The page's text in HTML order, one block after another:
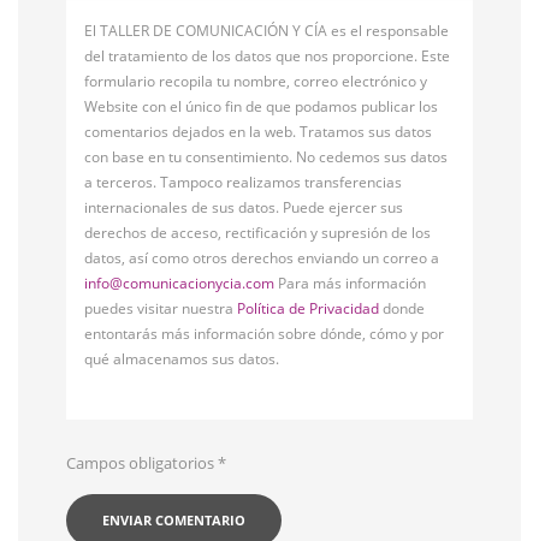
El TALLER DE COMUNICACIÓN Y CÍA es el responsable
del tratamiento de los datos que nos proporcione. Este
formulario recopila tu nombre, correo electrónico y
Website con el único fin de que podamos publicar los
comentarios dejados en la web. Tratamos sus datos
con base en tu consentimiento. No cedemos sus datos
a terceros. Tampoco realizamos transferencias
internacionales de sus datos. Puede ejercer sus
derechos de acceso, rectificación y supresión de los
datos, así como otros derechos enviando un correo a
info@comunicacionycia.com Para más información
puedes visitar nuestra Política de Privacidaddonde
entontarás más información sobre dónde, cómo y por
qué almacenamos sus datos.
Campos obligatorios*